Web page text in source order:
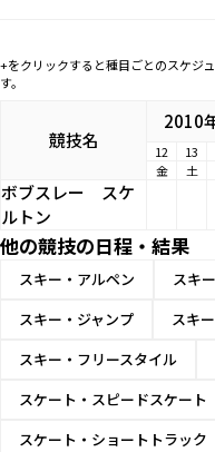
+をクリックすると種目ごとのスケ
す。
競技名
2010
12 13
金
土
ボブスレー スケ
ルトン
他の競技の日程・結果
スキー・アルペン
スキ
スキー・ジャンプ
スキ
スキー・フリースタイル
スケート・スピードスケート
スケート・ショートトラック